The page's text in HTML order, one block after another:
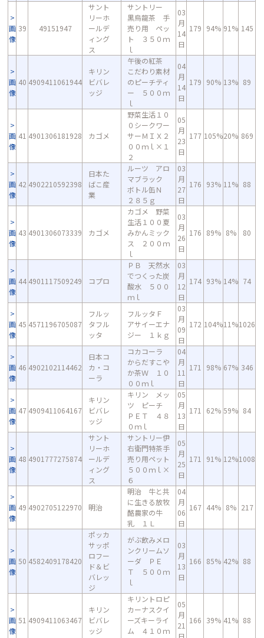
画
像
39 49151947
サント
リーホ
ールデ
ィング
ス
サントリー
黒烏龍茶 手
売り用 ペッ
ト ３５０ｍ
ｌ
03
月
14
日
179 94% 91% 145
画
像
40 4909411061944
キリン
ビバレ
ッジ
午後の紅茶
こだわり素材
のピーチティ
ー ５００ｍ
ｌ
04
月
14
日
179 90% 13% 89
画
像
41 4901306181928 カゴメ
野菜生活１０
０シークワー
サーＭＩＸ２
００ｍｌ×１
２
05
月
23
日
177 105%20% 869
画
像
42 4902210592398
日本た
ばこ産
業
ルーツ アロ
マブラック
ボトル缶Ｎ
２８５ｇ
03
月
27
日
176 93% 11% 88
画
像
43 4901306073339 カゴメ
カゴメ 野菜
生活１００夏
みかんミック
ス ２００ｍ
ｌ
03
月
26
日
176 89% 8% 80
画
像
44 4901117509249 コプロ
ＰＢ 天然水
でつくった炭
酸水 ５００
ｍｌ
03
月
12
日
174 93% 14% 74
画
像
45 4571196705087
フルッ
タフル
ッタ
フルッタＦ
アサイーエナ
ジー １ｋｇ
03
月
09
日
172 104%11%1026
画
像
46 4902102114462
日本コ
カ・コ
ーラ
コカコーラ
からだすこや
か茶Ｗ １０
００ｍｌ
04
月
11
日
171 98% 67% 346
画
像
47 4909411064167
キリン
ビバレ
ッジ
キリン メッ
ツ ピーチ
ＰＥＴ ４８
０ｍｌ
05
月
13
日
171 62% 59% 84
画
像
48 4901777275874
サント
リーホ
ールデ
ィング
ス
サントリー伊
右衛門特茶手
売り用ペット
５００ｍｌ×
６
05
月
25
日
171 91% 12%1008
画
像
49 4902705122970 明治
明治 牛と共
に生きる放牧
酪農家の牛
乳 １Ｌ
04
月
06
日
167 44% 8% 217
画
像
50 4582409178420
ポッカ
サッポ
ロフー
ド＆ビ
バレッ
ジ
がぶ飲みメロ
ンクリームソ
ーダ ＰＥ
Ｔ ５００ｍ
ｌ
03
月
13
日
166 85% 42% 88
画
像
51 4909411063467
キリン
ビバレ
ッジ
キリントロピ
カーナスクイ
ーズキーライ
ム ４１０ｍ
05
月
21
日
166 39% 41% 88